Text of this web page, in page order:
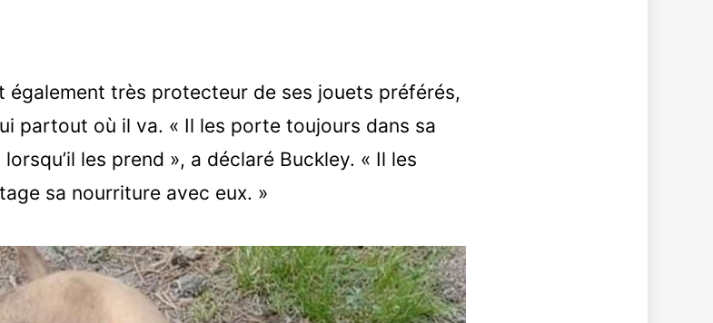
également très protecteur de ses jouets préférés,
partout où il va. « Il les porte toujours dans sa
les prend », a déclaré Buckley. « Il les
sa nourriture avec eux. »